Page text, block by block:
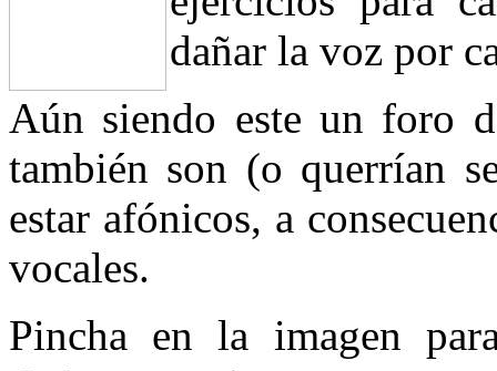
dañar la voz por
Aún siendo este un foro
también son (o querrían
estar afónicos, a
vocales.
Pincha en la imagen